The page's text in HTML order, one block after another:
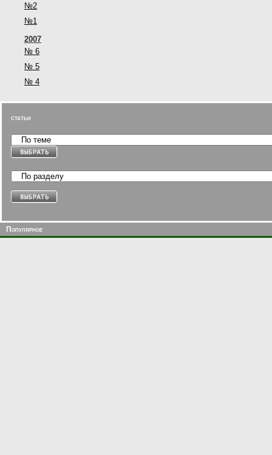
№2
№1
2007
№ 6
№ 5
№ 4
статьи
Популярное